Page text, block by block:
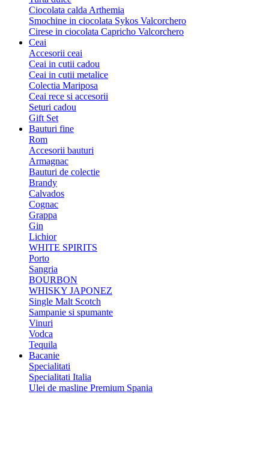
Ciocolata calda Arthemia
Smochine in ciocolata Sykos Valcorchero
Cirese in ciocolata Capricho Valcorchero
Ceai
Accesorii ceai
Ceai in cutii cadou
Ceai in cutii metalice
Colectia Mariposa
Ceai rece si accesorii
Seturi cadou
Gift Set
Bauturi fine
Rom
Accesorii bauturi
Armagnac
Bauturi de colectie
Brandy
Calvados
Cognac
Grappa
Gin
Lichior
WHITE SPIRITS
Porto
Sangria
BOURBON
WHISKY JAPONEZ
Single Malt Scotch
Sampanie si spumante
Vinuri
Vodca
Tequila
Bacanie
Specialitati
Specialitati Italia
Ulei de masline Premium Spania